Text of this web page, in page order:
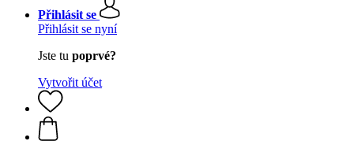
Přihlásit se
Přihlásit se nyní
Jste tu poprvé?
Vytvořit účet